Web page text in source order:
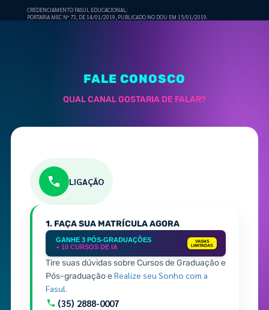
CREDENCIAMENTO FASUL EDUCACIONAL:
PORTARIA MEC Nº 73, DE 14/01/2019, PUBLICADO NO DOU EM 15/01/2019.
FALE CONOSCO
QUAL CANAL GOSTARIA DE FALAR?
LIGAÇÃO
1. FAÇA SUA MATRÍCULA AGORA
GANHE 3 PÓS-GRADUAÇÕES
+ 10 CURSOS DE IA
VAGAS
LIMITADAS
Tire suas dúvidas sobre Cursos de Graduação e
Pós-graduação eRealize seu Sonho com a
Fasul.
(35) 2888-0007